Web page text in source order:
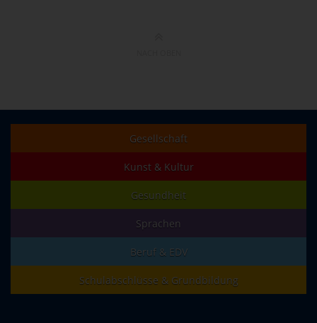
Gesellschaft
Kunst & Kultur
Gesundheit
Sprachen
Beruf & EDV
Schulabschlüsse & Grundbildung